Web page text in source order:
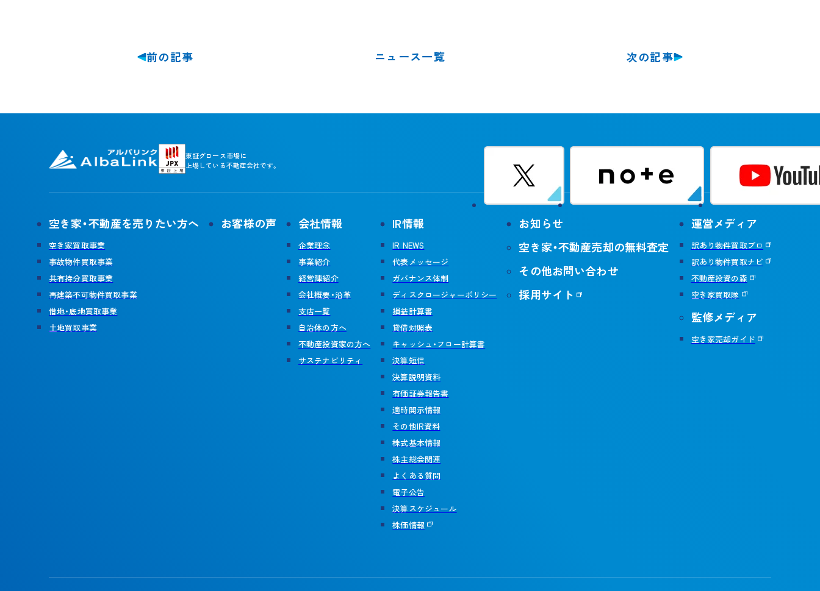
前の記事 ニュース一覧 次の記事
東証グロース市場に
上場している不動産会社です。
空き家・不動産を売りたい方へ
空き家買取事業
事故物件買取事業
共有持分買取事業
再建築不可物件買取事業
借地・底地買取事業
土地買取事業
お客様の声 会社情報
企業理念
事業紹介
経営陣紹介
会社概要・沿革
支店一覧
自治体の方へ
不動産投資家の方へ
サステナビリティ
IR情報
IR NEWS
代表メッセージ
ガバナンス体制
ディスクロージャーポリシー
損益計算書
貸借対照表
キャッシュ・フロー計算書
決算短信
決算説明資料
有価証券報告書
適時開示情報
その他IR資料
株式基本情報
株主総会関連
よくある質問
電子公告
決算スケジュール
株価情報
お知らせ
空き家・不動産売却の無料査定
その他お問い合わせ
採用サイト
運営メディア
訳あり物件買取プロ
訳あり物件買取ナビ
不動産投資の森
空き家買取隊
監修メディア
空き家売却ガイド